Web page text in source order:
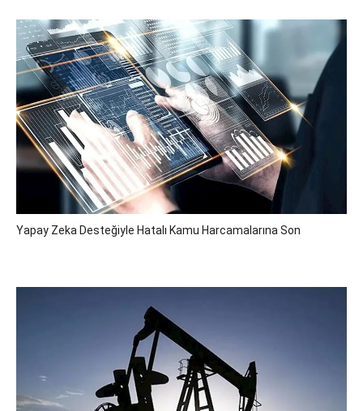
Yapay Zeka Desteğiyle Hatalı Kamu Harcamalarına Son